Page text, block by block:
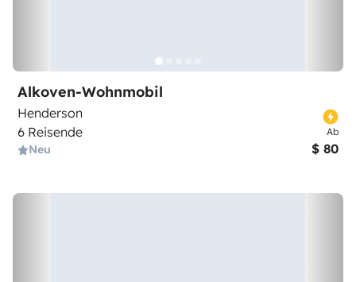
Alkoven-Wohnmobil
Henderson
6 Reisende
Neu
Ab
$ 80